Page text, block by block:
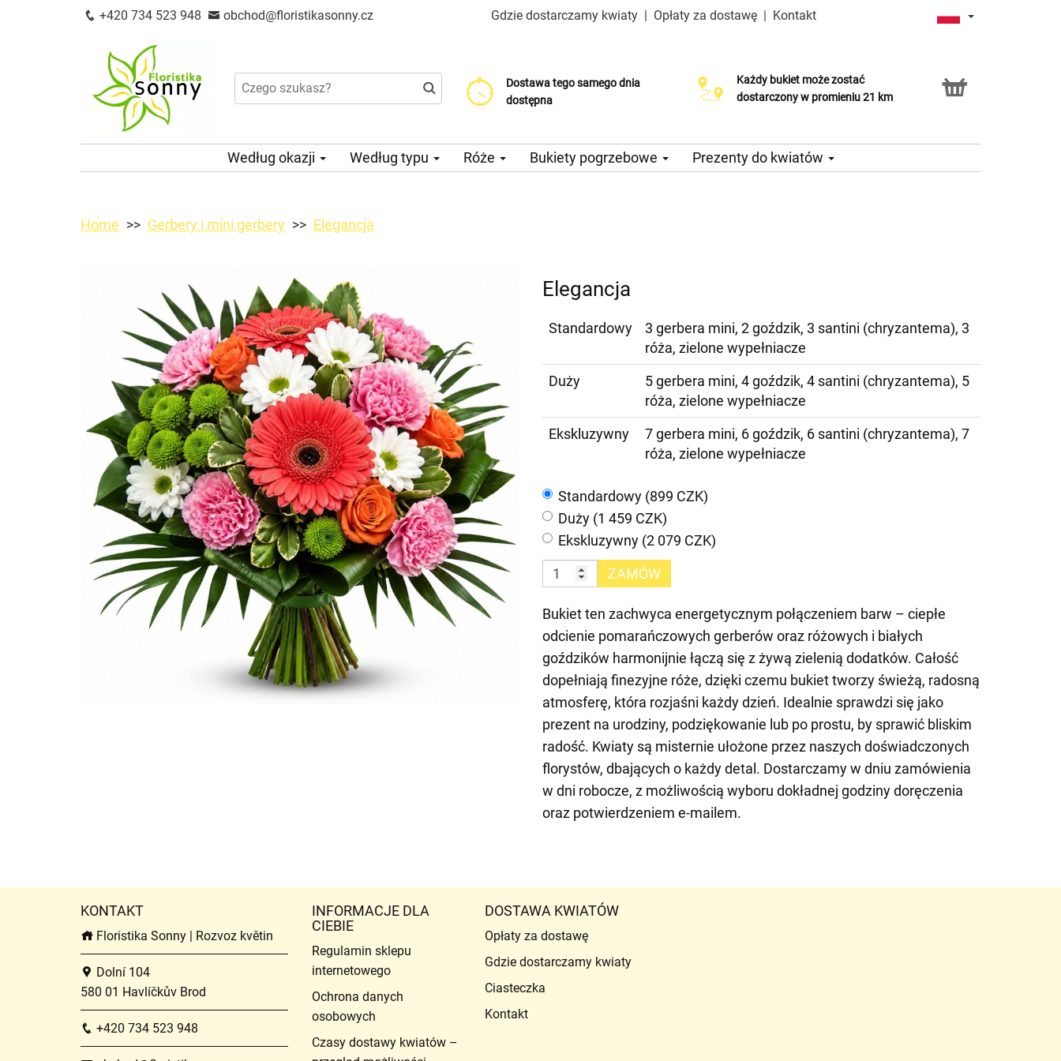
+420 734 523 948 obchod@floristikasonny.cz Gdzie dostarczamy kwiaty | Opłaty za dostawę | Kontakt
Dostawa tego samego dnia
dostępna
Koszt dostawy już od 99 CZK
Wybierz datę dostawy
Każdy bukiet może zostać
dostarczony w promieniu 21 km
Usługa Click & Collect
Według okazji Według typu Róże Bukiety pogrzebowe Prezenty do kwiatów
Home Gerbery i mini gerbery Elegancja
Elegancja
Standardowy
3 gerbera mini, 2 goździk, 3 santini (chryzantema), 3
róża, zielone wypełniacze
Duży
5 gerbera mini, 4 goździk, 4 santini (chryzantema), 5
róża, zielone wypełniacze
Ekskluzywny
7 gerbera mini, 6 goździk, 6 santini (chryzantema), 7
róża, zielone wypełniacze
Standardowy (899 CZK)
Duży (1 459 CZK)
Ekskluzywny (2 079 CZK)
ZAMÓW
Bukiet ten zachwyca energetycznym połączeniem barw – ciepłe
odcienie pomarańczowych gerberów oraz różowych i białych
goździków harmonijnie łączą się z żywą zielenią dodatków. Całość
dopełniają finezyjne róże, dzięki czemu bukiet tworzy świeżą, radosną
atmosferę, która rozjaśni każdy dzień. Idealnie sprawdzi się jako
prezent na urodziny, podziękowanie lub po prostu, by sprawić bliskim
radość. Kwiaty są misternie ułożone przez naszych doświadczonych
florystów, dbających o każdy detal. Dostarczamy w dniu zamówienia
w dni robocze, z możliwością wyboru dokładnej godziny doręczenia
oraz potwierdzeniem e-mailem.
KONTAKT
Floristika Sonny | Rozvoz květin
Dolní 104
580 01 Havlíčkův Brod
+420 734 523 948
INFORMACJE DLA
CIEBIE
Regulamin sklepu
internetowego
Ochrona danych
osobowych
Czasy dostawy kwiatów –
DOSTAWA KWIATÓW
Opłaty za dostawę
Gdzie dostarczamy kwiaty
Ciasteczka
Kontakt